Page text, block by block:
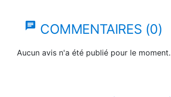
chat COMMENTAIRES (0)
Aucun avis n'a été publié pour le moment.